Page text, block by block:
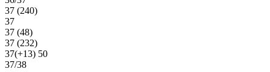
37 (240)
37
37 (48)
37 (232)
37(+13) 50
37/38